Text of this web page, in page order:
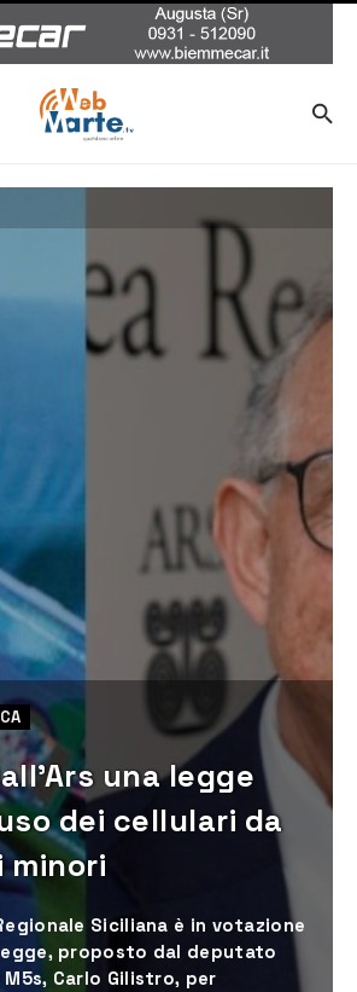
una legge
dei cellulari da
minori
Siciliana è in votazione
proposto dal deputato
Carlo Gilistro, per